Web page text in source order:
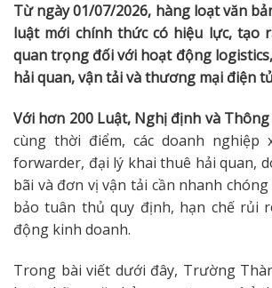
Từ ngày 01/07/2026, hàng loạt văn
luật mới chính thức có hiệu lực, tạo
quan trọng đối với hoạt động
hải quan, vận tải và thương mại điện
Với hơn 200 Luật, Nghị định và
cùng thời điểm, các doanh nghiệp
forwarder, đại lý khai thuê hải quan,
bãi và đơn vị vận tải cần nhanh
bảo tuân thủ quy định, hạn chế rủi
động kinh doanh.
Trong bài viết dưới đây, Trường